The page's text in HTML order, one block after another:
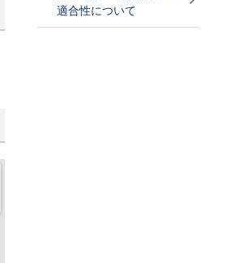
適合性について